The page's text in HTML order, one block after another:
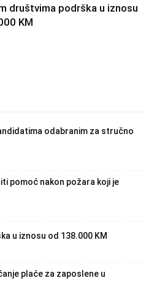
društvima podrška u iznosu
KM
odabranim za stručno
pomoć nakon požara koji je
u iznosu od 138.000 KM
plaće za zaposlene u